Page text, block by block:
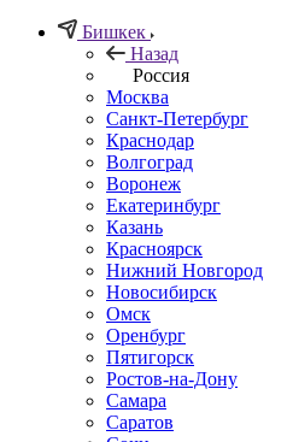
Бишкек
Назад
Россия
Москва
Санкт-Петербург
Краснодар
Волгоград
Воронеж
Екатеринбург
Казань
Красноярск
Нижний Новгород
Новосибирск
Омск
Оренбург
Пятигорск
Ростов-на-Дону
Самара
Саратов